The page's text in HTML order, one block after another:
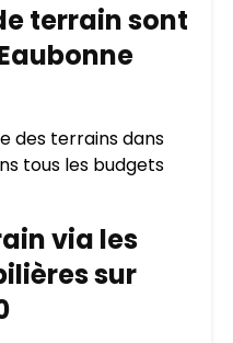
terrain sont
des terrains dans
tous les budgets
via les
sur